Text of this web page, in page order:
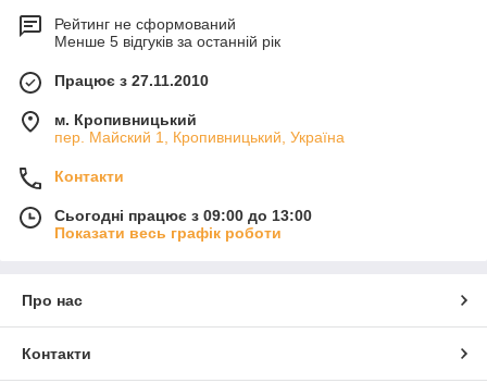
Рейтинг не сформований
Менше 5 відгуків за останній рік
Працює з 27.11.2010
м. Кропивницький
пер. Майский 1, Кропивницький, Україна
Контакти
Сьогодні працює з 09:00 до 13:00
Показати весь графік роботи
Про нас
Контакти